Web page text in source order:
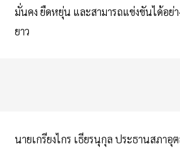
มั่นคง ยืดหยุ่น และสามารถแข่งขันได้อย่า
ยาว
นายเกรียงไกร เธียรนุกุล ประธานสภาอุ